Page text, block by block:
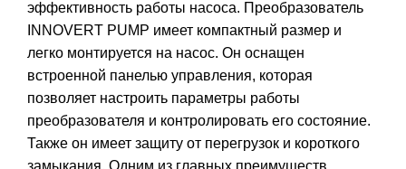
эффективность работы насоса. Преобразователь
INNOVERT PUMP имеет компактный размер и
легко монтируется на насос. Он оснащен
встроенной панелью управления, которая
позволяет настроить параметры работы
преобразователя и контролировать его состояние.
Также он имеет защиту от перегрузок и короткого
замыкания. Одним из главных преимуществ